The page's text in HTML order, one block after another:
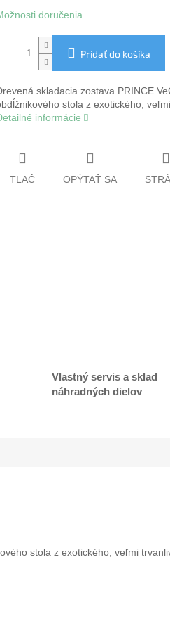
doručenia
Pridať do košíka
skladacia zostava PRINCE
stola z exotického,
informácie
TLAČ OPÝTAŤ SA
Vlastný servis a sklad
náhradných dielov
stola z exotického, veľmi